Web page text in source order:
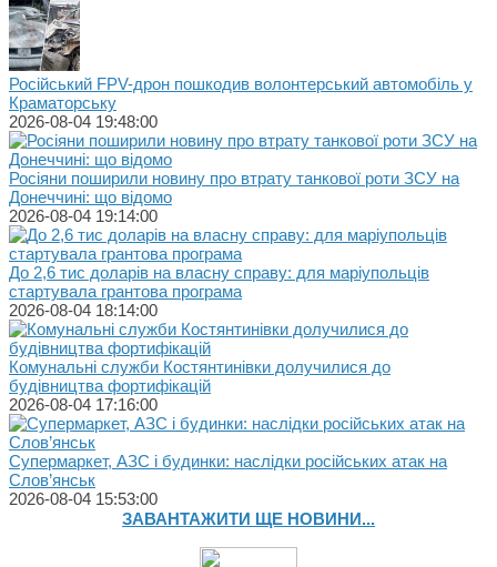
Російський FPV-дрон пошкодив волонтерський автомобіль у
Краматорську
2026-08-04 19:48:00
Росіяни поширили новину про втрату танкової роти ЗСУ на
Донеччині: що відомо
2026-08-04 19:14:00
До 2,6 тис доларів на власну справу: для маріупольців
стартувала грантова програма
2026-08-04 18:14:00
Комунальні служби Костянтинівки долучилися до
будівництва фортифікацій
2026-08-04 17:16:00
Супермаркет, АЗС і будинки: наслідки російських атак на
Слов’янськ
2026-08-04 15:53:00
ЗАВАНТАЖИТИ ЩЕ НОВИНИ...